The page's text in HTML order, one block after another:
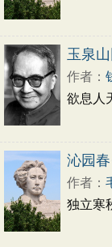
玉泉
作者：
欲息人
沁园春
作者：
独立寒